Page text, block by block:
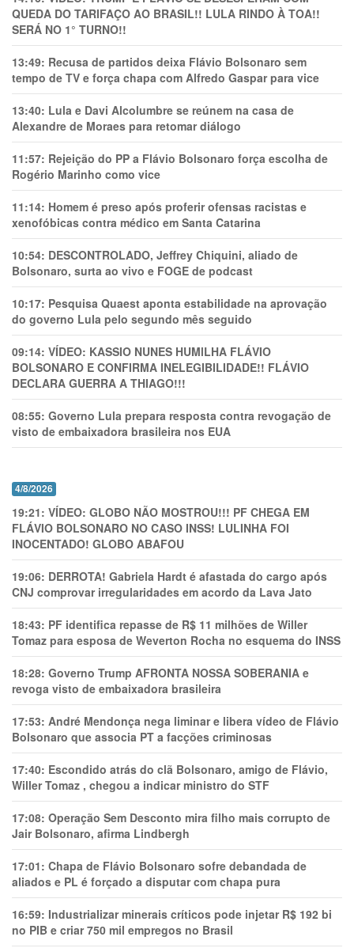
QUEDA DO TARIFAÇO AO BRASIL!! LULA RINDO À TOA!!
SERÁ NO 1° TURNO!!
13:49: Recusa de partidos deixa Flávio Bolsonaro sem
tempo de TV e força chapa com Alfredo Gaspar para vice
13:40: Lula e Davi Alcolumbre se reúnem na casa de
Alexandre de Moraes para retomar diálogo
11:57: Rejeição do PP a Flávio Bolsonaro força escolha de
Rogério Marinho como vice
11:14: Homem é preso após proferir ofensas racistas e
xenofóbicas contra médico em Santa Catarina
10:54: DESCONTROLADO, Jeffrey Chiquini, aliado de
Bolsonaro, surta ao vivo e FOGE de podcast
10:17: Pesquisa Quaest aponta estabilidade na aprovação
do governo Lula pelo segundo mês seguido
09:14: VÍDEO: KASSIO NUNES HUMlLHA FLÁVIO
BOLSONARO E CONFIRMA INELEGIBILIDADE!! FLÁVIO
DECLARA GUERRA A THIAGO!!!
08:55: Governo Lula prepara resposta contra revogação de
visto de embaixadora brasileira nos EUA
4/8/2026
19:21: VÍDEO: GLOBO NÃO MOSTROU!!! PF CHEGA EM
FLÁVIO BOLSONARO NO CASO INSS! LULINHA FOI
INOCENTADO! GLOBO ABAFOU
19:06: DERROTA! Gabriela Hardt é afastada do cargo após
CNJ comprovar irregularidades em acordo da Lava Jato
18:43: PF identifica repasse de R$ 11 milhões de Willer
Tomaz para esposa de Weverton Rocha no esquema do INSS
18:28: Governo Trump AFRONTA NOSSA SOBERANIA e
revoga visto de embaixadora brasileira
17:53: André Mendonça nega liminar e libera vídeo de Flávio
Bolsonaro que associa PT a facções criminosas
17:40: Escondido atrás do clã Bolsonaro, amigo de Flávio,
Willer Tomaz , chegou a indicar ministro do STF
17:08: Operação Sem Desconto mira filho mais corrupto de
Jair Bolsonaro, afirma Lindbergh
17:01: Chapa de Flávio Bolsonaro sofre debandada de
aliados e PL é forçado a disputar com chapa pura
16:59: Industrializar minerais críticos pode injetar R$ 192 bi
no PIB e criar 750 mil empregos no Brasil